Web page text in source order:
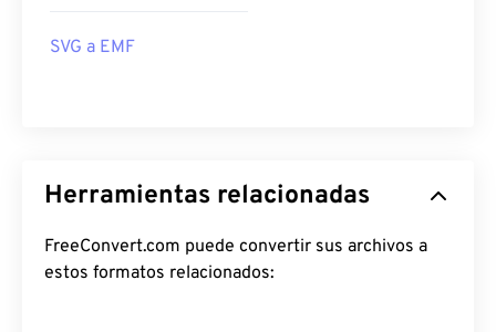
SVG a EMF
Herramientas relacionadas
FreeConvert.com puede convertir sus archivos a
estos formatos relacionados: